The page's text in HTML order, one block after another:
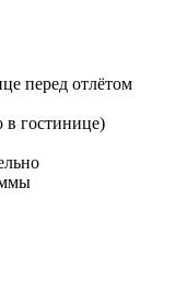
перед отлётом
в гостинице)